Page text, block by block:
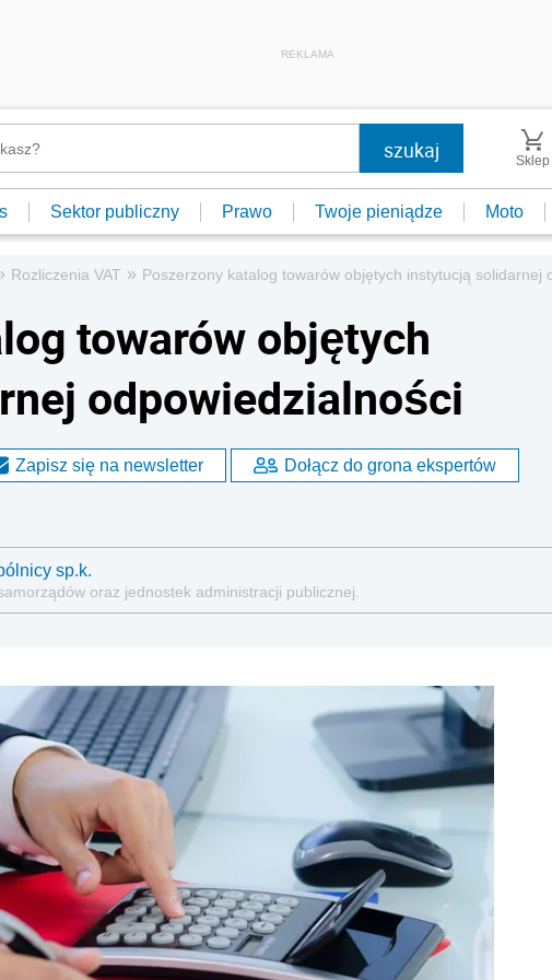
REKLAMA
Sklep
Sektor publiczny Prawo Twoje pieniądze Moto
Rozliczenia VAT » Poszerzony katalog towarów objętych instytucją solidarnej
towarów objętych
odpowiedzialności
Zapisz się na newsletter Dołącz do grona ekspertów
sp.k.
oraz jednostek administracji publicznej.